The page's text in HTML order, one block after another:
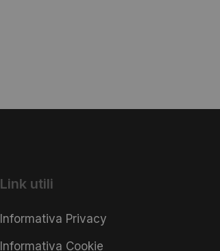
Link utili
Informativa Privacy
Informativa Cookie